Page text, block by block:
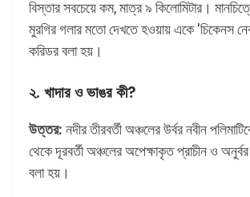
বিস্তার সবচেয়ে কম, মাত্র ৯ কিলোমিটার।
মুরগির গলার মতো দেখতে হওয়ায় একে 'চিকেনস
করিডর বলা হয়।
২. খাদার ও ভাঙর কী?
উত্তর: নদীর তীরবর্তী অঞ্চলের উর্বর নবীন
থেকে দূরবর্তী অঞ্চলের অপেক্ষাকৃত প্রাচীন ও অনুর্বর
বলা হয়।